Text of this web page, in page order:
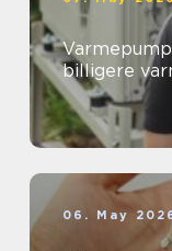
billigere
06. May